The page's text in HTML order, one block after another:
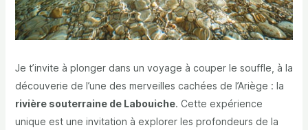
Je t’invite à plonger dans un voyage à couper le souffle, à la
découverie de l’une des merveilles cachées de l’Ariège : la
rivière souterraine de Labouiche. Cette expérience
unique est une invitation à explorer les profondeurs de la